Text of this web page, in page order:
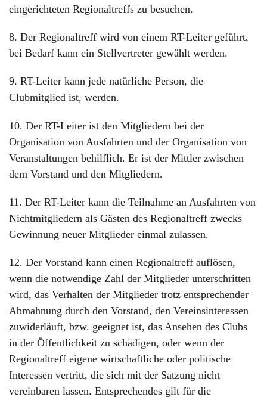
eingerichteten Regionaltreffs zu besuchen.
8. Der Regionaltreff wird von einem RT-Leiter geführt,
bei Bedarf kann ein Stellvertreter gewählt werden.
9. RT-Leiter kann jede natürliche Person, die
Clubmitglied ist, werden.
10. Der RT-Leiter ist den Mitgliedern bei der
Organisation von Ausfahrten und der Organisation von
Veranstaltungen behilflich. Er ist der Mittler zwischen
dem Vorstand und den Mitgliedern.
11. Der RT-Leiter kann die Teilnahme an Ausfahrten von
Nichtmitgliedern als Gästen des Regionaltreff zwecks
Gewinnung neuer Mitglieder einmal zulassen.
12. Der Vorstand kann einen Regionaltreff auflösen,
wenn die notwendige Zahl der Mitglieder unterschritten
wird, das Verhalten der Mitglieder trotz entsprechender
Abmahnung durch den Vorstand, den Vereinsinteressen
zuwiderläuft, bzw. geeignet ist, das Ansehen des Clubs
in der Öffentlichkeit zu schädigen, oder wenn der
Regionaltreff eigene wirtschaftliche oder politische
Interessen vertritt, die sich mit der Satzung nicht
vereinbaren lassen. Entsprechendes gilt für die